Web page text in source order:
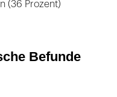
(36 Prozent)
Befunde